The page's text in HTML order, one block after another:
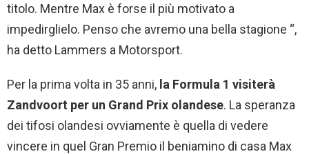
titolo. Mentre Max è forse il più motivato a
impedirglielo. Penso che avremo una bella stagione “,
ha detto Lammers a Motorsport.
Per la prima volta in 35 anni, la Formula 1 visiterà
Zandvoort per un Grand Prix olandese. La speranza
dei tifosi olandesi ovviamente è quella di vedere
vincere in quel Gran Premio il beniamino di casa Max